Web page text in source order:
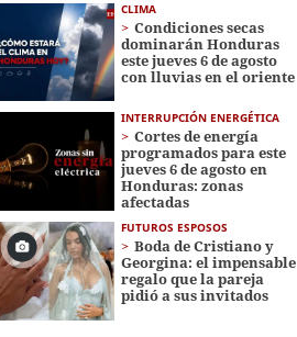
CLIMA
Condiciones secas
dominarán Honduras
este jueves 6 de agosto
con lluvias en el oriente
INTERRUPCIÓN ENERGÉTICA
Cortes de energía
programados para este
jueves 6 de agosto en
Honduras: zonas
afectadas
FUTUROS ESPOSOS
Boda de Cristiano y
Georgina: el impensable
regalo que la pareja
pidió a sus invitados